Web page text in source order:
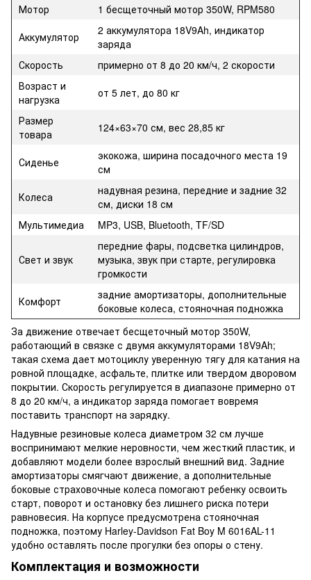
Мотор
1 бесщеточный мотор 350W, RPM580
Аккумулятор
2 аккумулятора 18V9Ah, индикатор
заряда
Скорость
примерно от 8 до 20 км/ч, 2 скорости
Возраст и
нагрузка
от 5 лет, до 80 кг
Размер
товара
124×63×70 см, вес 28,85 кг
Сиденье
экокожа, ширина посадочного места 19
см
Колеса
надувная резина, передние и задние 32
см, диски 18 см
Мультимедиа
MP3, USB, Bluetooth, TF/SD
Свет и звук
передние фары, подсветка цилиндров,
музыка, звук при старте, регулировка
громкости
Комфорт
задние амортизаторы, дополнительные
боковые колеса, стояночная подножка
За движение отвечает бесщеточный мотор 350W,
работающий в связке с двумя аккумуляторами 18V9Ah;
такая схема дает мотоциклу уверенную тягу для катания на
ровной площадке, асфальте, плитке или твердом дворовом
покрытии. Скорость регулируется в диапазоне примерно от
8 до 20 км/ч, а индикатор заряда помогает вовремя
поставить транспорт на зарядку.
Надувные резиновые колеса диаметром 32 см лучше
воспринимают мелкие неровности, чем жесткий пластик, и
добавляют модели более взрослый внешний вид. Задние
амортизаторы смягчают движение, а дополнительные
боковые страховочные колеса помогают ребенку освоить
старт, поворот и остановку без лишнего риска потери
равновесия. На корпусе предусмотрена стояночная
подножка, поэтому Harley-Davidson Fat Boy M 6016AL-11
удобно оставлять после прогулки без опоры о стену.
Комплектация и возможности